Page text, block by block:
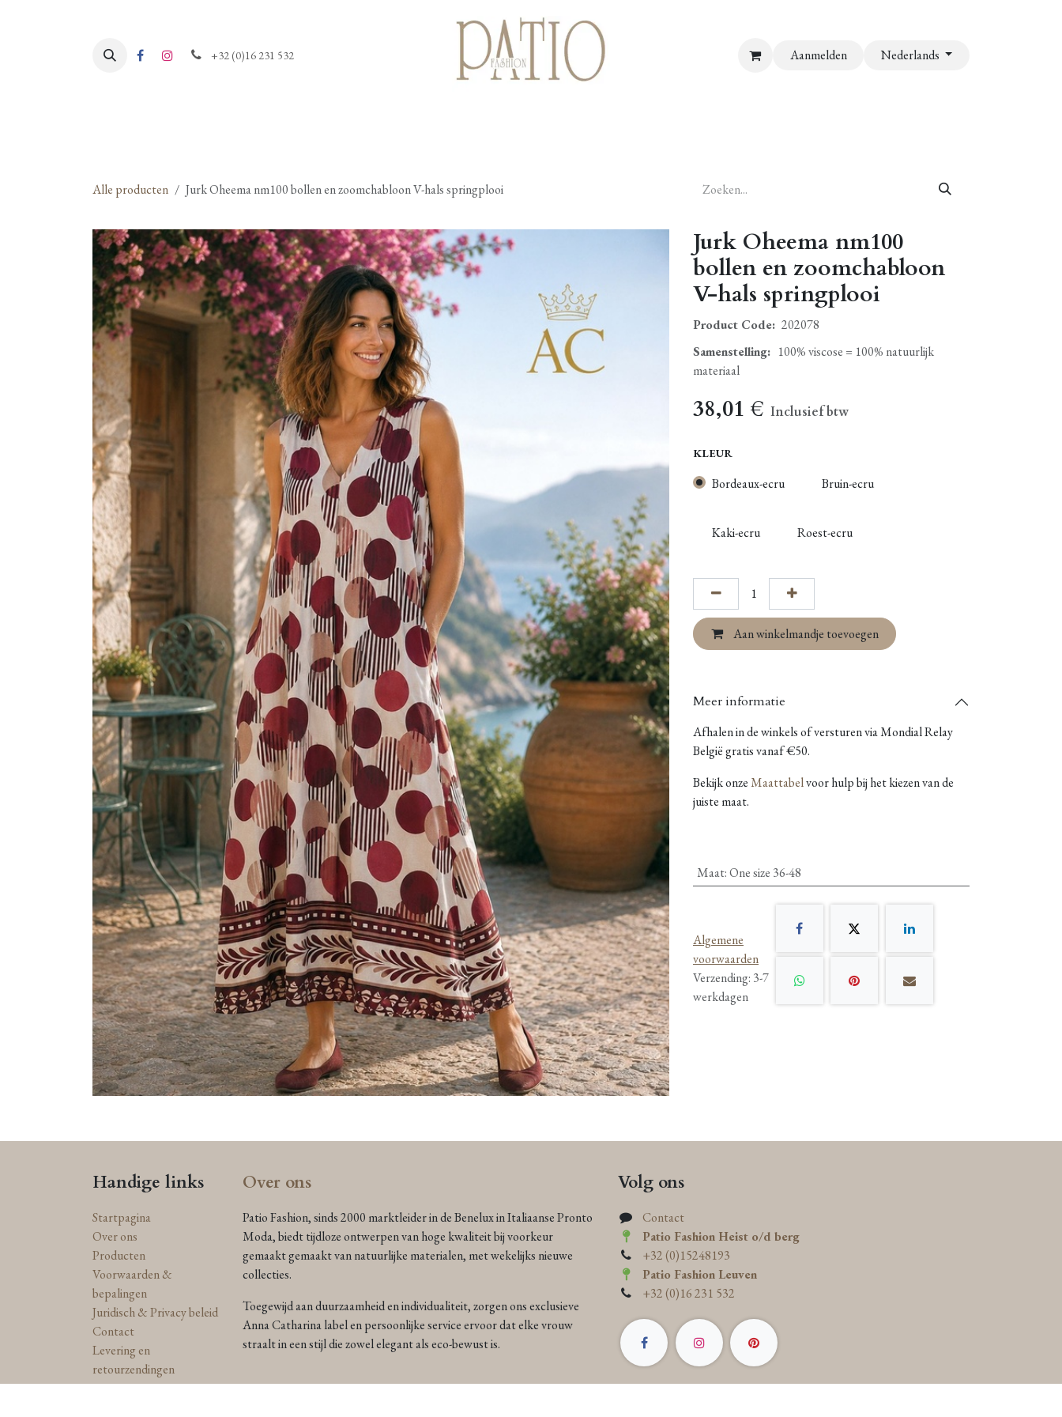
+32 (0)16 231 532 Aanmelden Nederlands
Alle producten Jurk Oheema nm100 bollen en zoomchabloon V-hals springplooi
Jurk Oheema nm100
bollen en zoomchabloon
V-hals springplooi
Product Code: 202078
Samenstelling: 100% viscose = 100% natuurlijk
materiaal
38,01 € Inclusief btw
KLEUR
Bordeaux-ecru Bruin-ecru
Kaki-ecru Roest-ecru
Aan winkelmandje toevoegen
Meer informatie
Afhalen in de winkels of versturen via Mondial Relay
België gratis vanaf €50.
Bekijk onzeMaattabelvoor hulp bij het kiezen van de
juiste maat.
Maat:One size 36-48
Algemene
voorwaarden
Verzending: 3-7
werkdagen
Handige links
Startpagina
Over ons
Producten
Voorwaarden &
bepalingen
Juridisch & Privacy beleid
Contact
Levering en
retourzendingen
Over ons
Patio Fashion, sinds 2000 marktleider in de Benelux in Italiaanse Pronto
Moda, biedt tijdloze ontwerpen van hoge kwaliteit bij voorkeur
gemaakt gemaakt van natuurlijke materialen, met wekelijks nieuwe
collecties.
Toegewijd aan duurzaamheid en individualiteit, zorgen ons exclusieve
Anna Catharina label en persoonlijke service ervoor dat elke vrouw
straalt in een stijl die zowel elegant als eco-bewust is.
Volg ons
Contact
Patio Fashion Heist o/d berg
+32 (0)15248193
Patio Fashion Leuven
+32 (0)16 231 532